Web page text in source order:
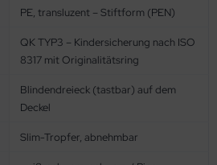
PE, transluzent – Stiftform (PEN)
QK TYP3 – Kindersicherung nach ISO
8317 mit Originalitätsring
Blindendreieck (tastbar) auf dem
Deckel
Slim-Tropfer, abnehmbar